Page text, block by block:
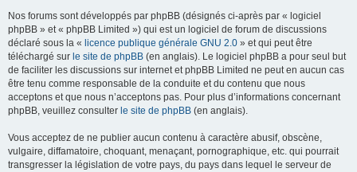
Nos forums sont développés par phpBB (désignés ci-après par « logiciel
phpBB » et « phpBB Limited ») qui est un logiciel de forum de discussions
déclaré sous la « licence publique générale GNU 2.0 » et qui peut être
téléchargé sur le site de phpBB (en anglais). Le logiciel phpBB a pour seul but
de faciliter les discussions sur internet et phpBB Limited ne peut en aucun cas
être tenu comme responsable de la conduite et du contenu que nous
acceptons et que nous n’acceptons pas. Pour plus d’informations concernant
phpBB, veuillez consulter le site de phpBB (en anglais).
Vous acceptez de ne publier aucun contenu à caractère abusif, obscène,
vulgaire, diffamatoire, choquant, menaçant, pornographique, etc. qui pourrait
transgresser la législation de votre pays, du pays dans lequel le serveur de